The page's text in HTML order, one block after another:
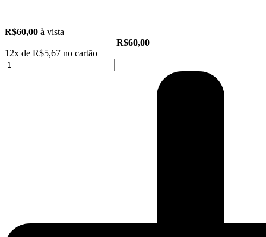
R$60,00 à vista
R$60,00
12x de R$5,67 no cartão